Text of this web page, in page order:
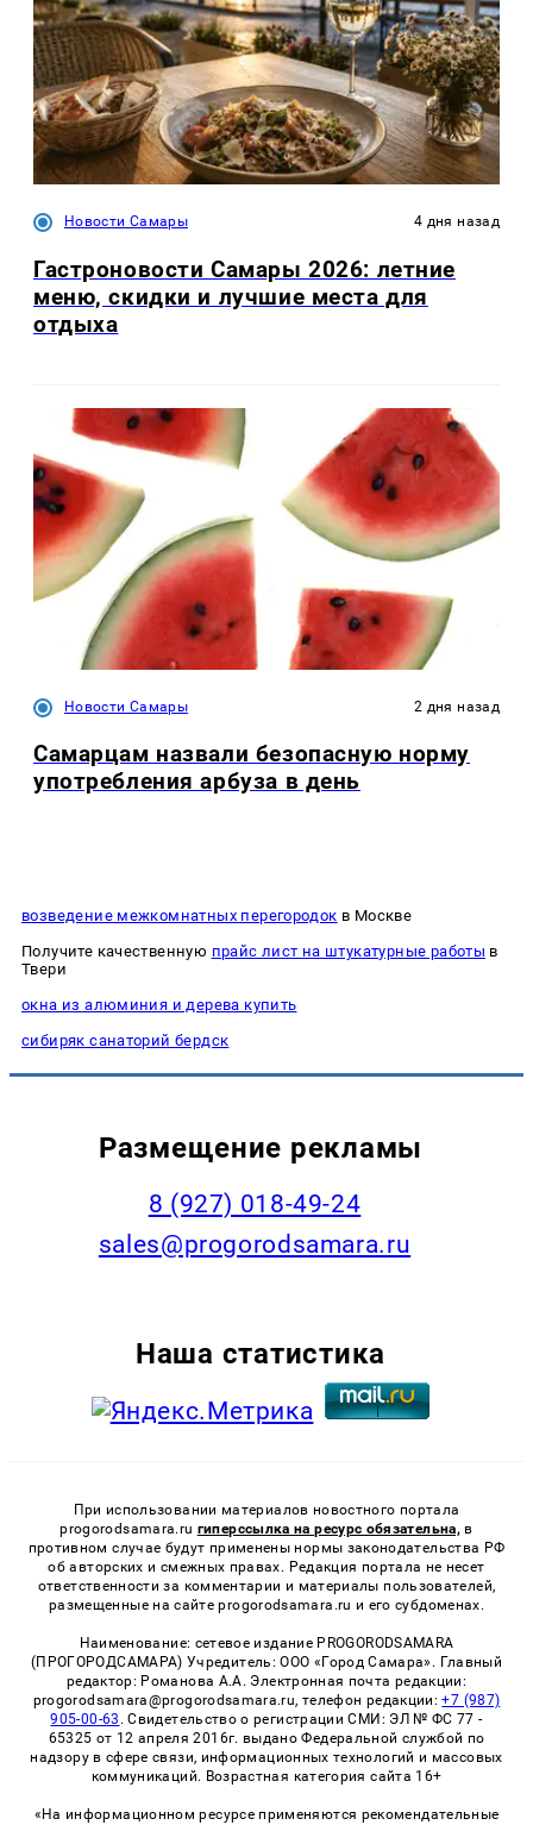
Новости Самары 4 дня назад
Гастроновости Самары 2026: летние
меню, скидки и лучшие места для
отдыха
Новости Самары 2 дня назад
Самарцам назвали безопасную норму
употребления арбуза в день
возведение межкомнатных перегородок в Москве
Получите качественную прайс лист на штукатурные работы в
Твери
окна из алюминия и дерева купить
сибиряк санаторий бердск
Размещение рекламы
8 (927) 018-49-24
sales@progorodsamara.ru
Наша статистика
При использовании материалов новостного портала
progorodsamara.ru гиперссылка на ресурс обязательна, в
противном случае будут применены нормы законодательства РФ
об авторских и смежных правах. Редакция портала не несет
ответственности за комментарии и материалы пользователей,
размещенные на сайте progorodsamara.ru и его субдоменах.
Наименование: сетевое издание PROGORODSAMARA
(ПРОГОРОДСАМАРА) Учредитель: ООО «Город Самара». Главный
редактор: Романова А.А. Электронная почта редакции:
progorodsamara@progorodsamara.ru, телефон редакции:+7 (987)
905-00-63 . Свидетельство о регистрации СМИ: ЭЛ № ФС 77 -
65325 от 12 апреля 2016г. выдано Федеральной службой по
надзору в сфере связи, информационных технологий и массовых
коммуникаций. Возрастная категория сайта 16+
«На информационном ресурсе применяются рекомендательные